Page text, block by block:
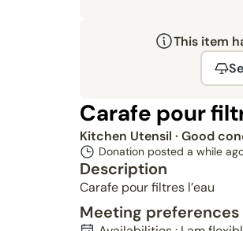
This item
Carafe pour
Kitchen Utensil · Good
Donation posted a while
Description
Carafe pour filtres l’eau
Meeting preferences